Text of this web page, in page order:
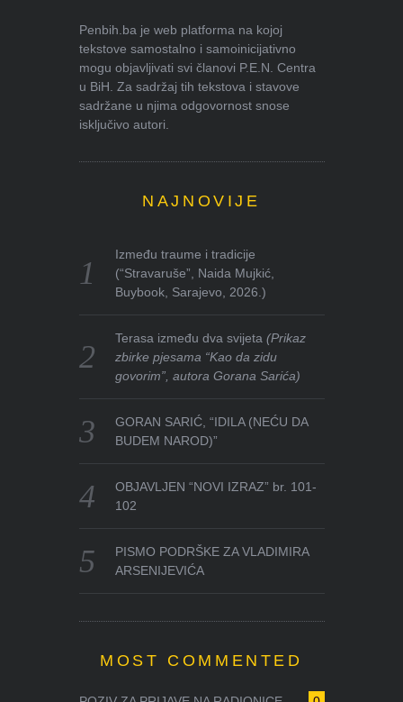
Penbih.ba je web platforma na kojoj
tekstove samostalno i samoinicijativno
mogu objavljivati svi članovi P.E.N. Centra
u BiH. Za sadržaj tih tekstova i stavove
sadržane u njima odgovornost snose
isključivo autori.
NAJNOVIJE
Između traume i tradicije
(“Stravaruše”, Naida Mujkić,
Buybook, Sarajevo, 2026.)
Terasa između dva svijeta(Prikaz
zbirke pjesama “Kao da zidu
govorim”, autora Gorana Sarića)
GORAN SARIĆ, “IDILA (NEĆU DA
BUDEM NAROD)”
OBJAVLJEN “NOVI IZRAZ” br. 101-
102
PISMO PODRŠKE ZA VLADIMIRA
ARSENIJEVIĆA
MOST COMMENTED